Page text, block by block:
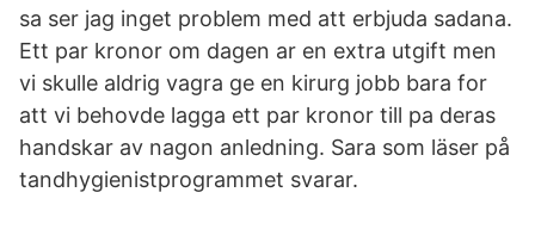
sa ser jag inget problem med att erbjuda sadana.
Ett par kronor om dagen ar en extra utgift men
vi skulle aldrig vagra ge en kirurg jobb bara for
att vi behovde lagga ett par kronor till pa deras
handskar av nagon anledning. Sara som läser på
tandhygienistprogrammet svarar.